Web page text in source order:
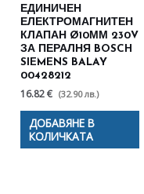
ЕДИНИЧЕН
ЕЛЕКТРОМАГНИТЕН
КЛАПАН Ø10ММ 230V
ЗА ПЕРАЛНЯ BOSCH
SIEMENS BALAY
00428212
16.82 € (32.90 лв.)
ДОБАВЯНЕ В
КОЛИЧКАТА